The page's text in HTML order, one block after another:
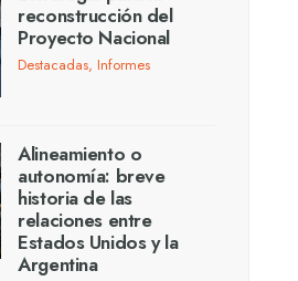
reconstrucción del
Proyecto Nacional
Destacadas, Informes
Alineamiento o
autonomía: breve
historia de las
relaciones entre
Estados Unidos y la
Argentina